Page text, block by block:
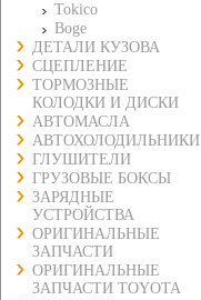
Tokico
Boge
ДЕТАЛИ КУЗОВА
СЦЕПЛЕНИЕ
ТОРМОЗНЫЕ
КОЛОДКИ И ДИСКИ
АВТОМАСЛА
АВТОХОЛОДИЛЬНИКИ
ГЛУШИТЕЛИ
ГРУЗОВЫЕ БОКСЫ
ЗАРЯДНЫЕ
УСТРОЙСТВА
ОРИГИНАЛЬНЫЕ
ЗАПЧАСТИ
ОРИГИНАЛЬНЫЕ
ЗАПЧАСТИ TOYOTA